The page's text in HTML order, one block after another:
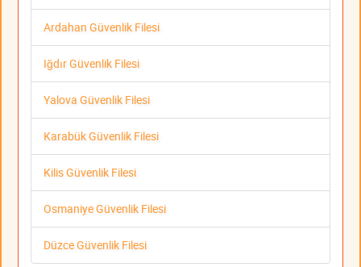
Ardahan Güvenlik Filesi
Iğdır Güvenlik Filesi
Yalova Güvenlik Filesi
Karabük Güvenlik Filesi
Kilis Güvenlik Filesi
Osmaniye Güvenlik Filesi
Düzce Güvenlik Filesi